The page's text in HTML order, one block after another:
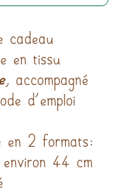
cadeau
en tissu
, accompagné
d’emploi
en 2 formats:
environ 44 cm